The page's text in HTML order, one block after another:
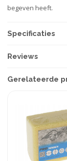
begeven heeft.
Specificaties
Reviews
Gerelateerde